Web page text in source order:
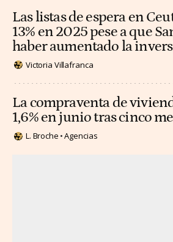
Las listas de espera en
13% en 2025 pese a que
haber aumentado la
Victoria Villafranca
La compraventa de
1,6% en junio tras cinco
L. Broche Agencias